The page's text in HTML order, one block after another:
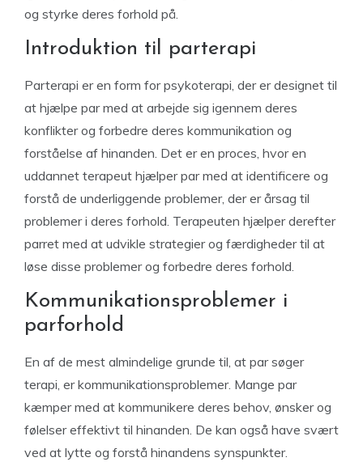
og styrke deres forhold på.
Introduktion til parterapi
Parterapi er en form for psykoterapi, der er designet til
at hjælpe par med at arbejde sig igennem deres
konflikter og forbedre deres kommunikation og
forståelse af hinanden. Det er en proces, hvor en
uddannet terapeut hjælper par med at identificere og
forstå de underliggende problemer, der er årsag til
problemer i deres forhold. Terapeuten hjælper derefter
parret med at udvikle strategier og færdigheder til at
løse disse problemer og forbedre deres forhold.
Kommunikationsproblemer i
parforhold
En af de mest almindelige grunde til, at par søger
terapi, er kommunikationsproblemer. Mange par
kæmper med at kommunikere deres behov, ønsker og
følelser effektivt til hinanden. De kan også have svært
ved at lytte og forstå hinandens synspunkter.